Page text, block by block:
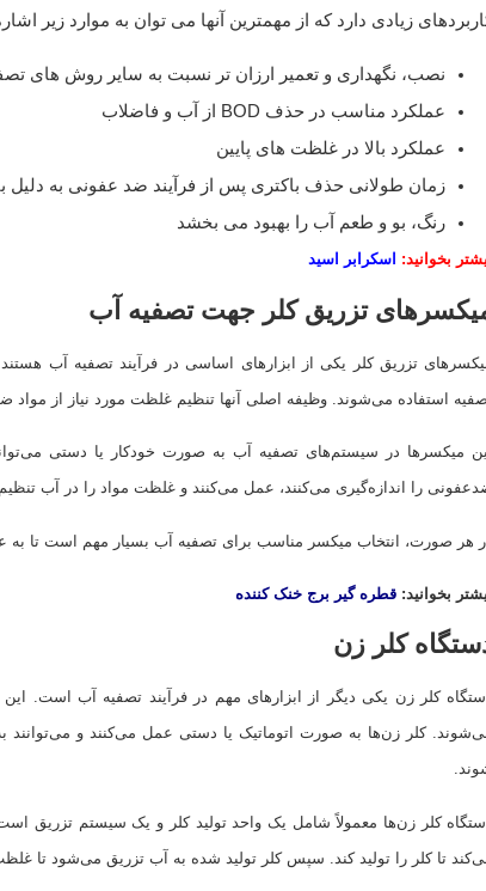
زیادی دارد که از مهمترین آنها می توان به موارد زیر
نصب، نگهداری و تعمیر ارزان تر نسبت به سایر روش های
عملکرد مناسب در حذف BOD از آب و فاضلاب
عملکرد بالا در غلظت های پایین
زمان طولانی حذف باکتری پس از فرآیند ضد عفونی به دلیل
رنگ، بو و طعم آب را بهبود می بخشد
بخوانید: اسکرابر اسید
تزریق کلر جهت تصفیه آب
تزریق کلر یکی از ابزارهای اساسی در فرآیند تصفیه آب
استفاده می‌شوند. وظیفه اصلی آنها تنظیم غلظت مورد نیاز از
این میکسرها در سیستم‌های تصفیه آب به صورت خودکار یا دستی
را اندازه‌گیری می‌کنند، عمل می‌کنند و غلظت مواد را در آب
هر صورت، انتخاب میکسر مناسب برای تصفیه آب بسیار مهم است تا به
بخوانید: قطره گیر برج خنک کننده
کلر زن
کلر زن یکی دیگر از ابزارهای مهم در فرآیند تصفیه آب است.
کلر زن‌ها به صورت اتوماتیک یا دستی عمل می‌کنند و
کلر زن‌ها معمولاً شامل یک واحد تولید کلر و یک سیستم تزریق است.
تا کلر را تولید کند. سپس کلر تولید شده به آب تزریق می‌شود تا